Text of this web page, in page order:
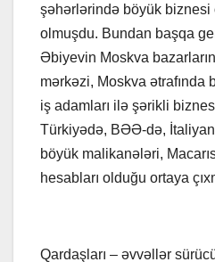
şəhərlərində böyük biznesi
olmuşdu. Bundan başqa
Əbiyevin Moskva
mərkəzi, Moskva ətrafında
iş adamları ilə şərikli
Türkiyədə, BƏƏ-də,
böyük malikanələri,
hesabları olduğu ortaya
Qardaşları – əvvəllər